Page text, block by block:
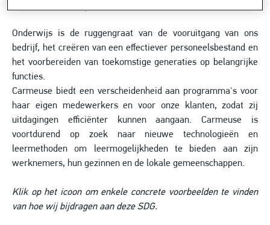
Onderwijs is de ruggengraat van de vooruitgang van ons
bedrijf, het creëren van een effectiever personeelsbestand en
het voorbereiden van toekomstige generaties op belangrijke
functies.
Carmeuse biedt een verscheidenheid aan programma's voor
haar eigen medewerkers en voor onze klanten, zodat zij
uitdagingen efficiënter kunnen aangaan. Carmeuse is
voortdurend op zoek naar nieuwe technologieën en
leermethoden om leermogelijkheden te bieden aan zijn
werknemers, hun gezinnen en de lokale gemeenschappen.
Klik op het icoon om enkele concrete voorbeelden te vinden
van hoe wij bijdragen aan deze SDG.